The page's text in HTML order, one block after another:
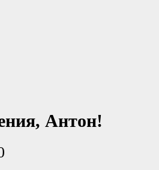
Антон!